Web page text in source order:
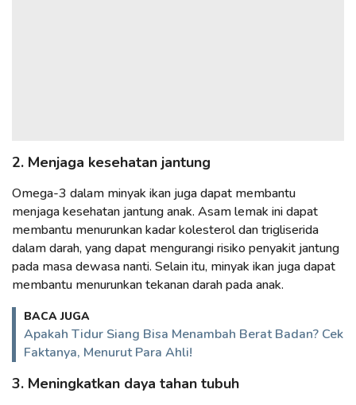
2. Menjaga kesehatan jantung
Omega-3 dalam minyak ikan juga dapat membantu
menjaga kesehatan jantung anak. Asam lemak ini dapat
membantu menurunkan kadar kolesterol dan trigliserida
dalam darah, yang dapat mengurangi risiko penyakit jantung
pada masa dewasa nanti. Selain itu, minyak ikan juga dapat
membantu menurunkan tekanan darah pada anak.
BACA JUGA
Apakah Tidur Siang Bisa Menambah Berat Badan? Cek
Faktanya, Menurut Para Ahli!
3. Meningkatkan daya tahan tubuh